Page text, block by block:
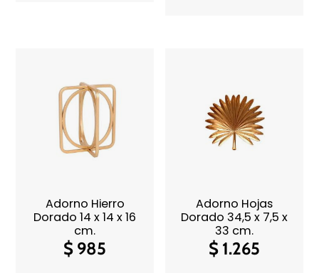
Adorno Hierro
Dorado 14 x 14 x 16
cm.
$ 985
Adorno Hojas
Dorado 34,5 x 7,5 x
33 cm.
$1.265